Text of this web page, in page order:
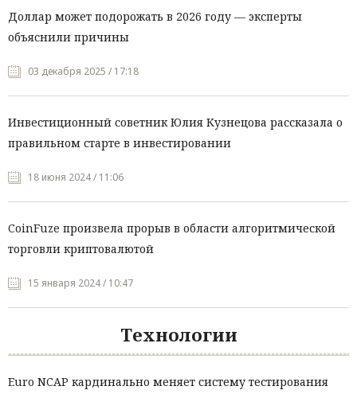
Доллар может подорожать в 2026 году — эксперты
объяснили причины
03 декабря 2025 / 17:18
Инвестиционный советник Юлия Кузнецова рассказала о
правильном старте в инвестировании
18 июня 2024 / 11:06
CoinFuze произвела прорыв в области алгоритмической
торговли криптовалютой
15 января 2024 / 10:47
Технологии
Euro NCAP кардинально меняет систему тестирования